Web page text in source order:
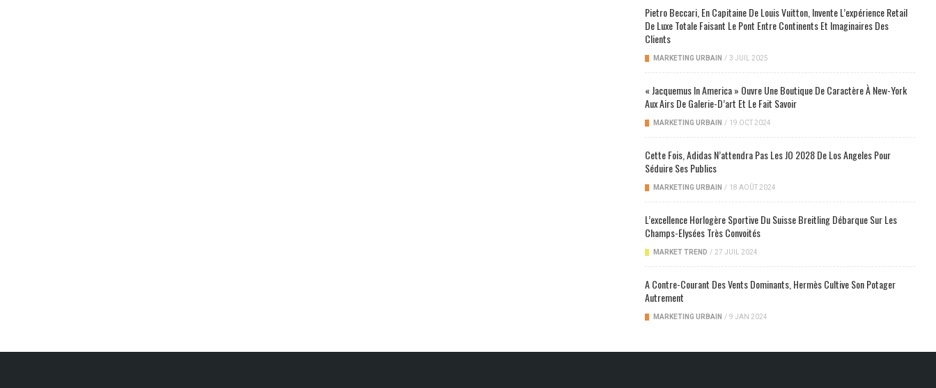
Pietro Beccari, En Capitaine De Louis Vuitton, Invente L’expérience Retail
De Luxe Totale Faisant Le Pont Entre Continents Et Imaginaires Des
Clients
MARKETING URBAIN / 3 JUIL 2025
« Jacquemus In America » Ouvre Une Boutique De Caractère À New-York
Aux Airs De Galerie-D’art Et Le Fait Savoir
MARKETING URBAIN / 19 OCT 2024
Cette Fois, Adidas N’attendra Pas Les JO 2028 De Los Angeles Pour
Séduire Ses Publics
MARKETING URBAIN / 18 AOÛT 2024
L’excellence Horlogère Sportive Du Suisse Breitling Débarque Sur Les
Champs-Elysées Très Convoités
MARKET TREND / 27 JUIL 2024
A Contre-Courant Des Vents Dominants, Hermès Cultive Son Potager
Autrement
MARKETING URBAIN / 9 JAN 2024